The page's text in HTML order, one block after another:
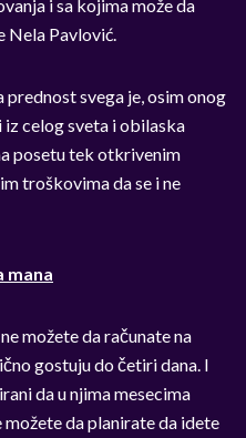
i sa kojima može da
Nela Pavlović.
svega je, osim onog
celog sveta i obilaska
posetu tek otkrivenim
troškovima da se i ne
mana
možete da računate na
gostuju do četiri dana. I
da u njima mesecima
možete da planirate da idete